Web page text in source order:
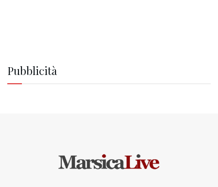
Pubblicità